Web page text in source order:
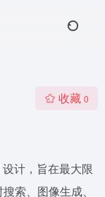
收藏 0
计，旨在最大限
索、图像生成、